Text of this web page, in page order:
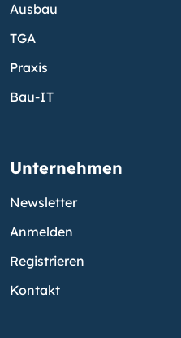
Ausbau
TGA
Praxis
Bau-IT
Unternehmen
Newsletter
Anmelden
Registrieren
Kontakt